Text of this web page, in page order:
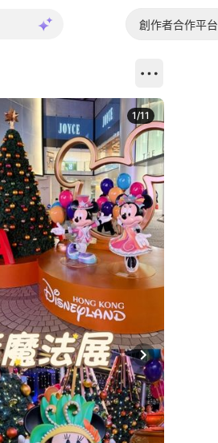
創作者合作平台
Next slide
1/11